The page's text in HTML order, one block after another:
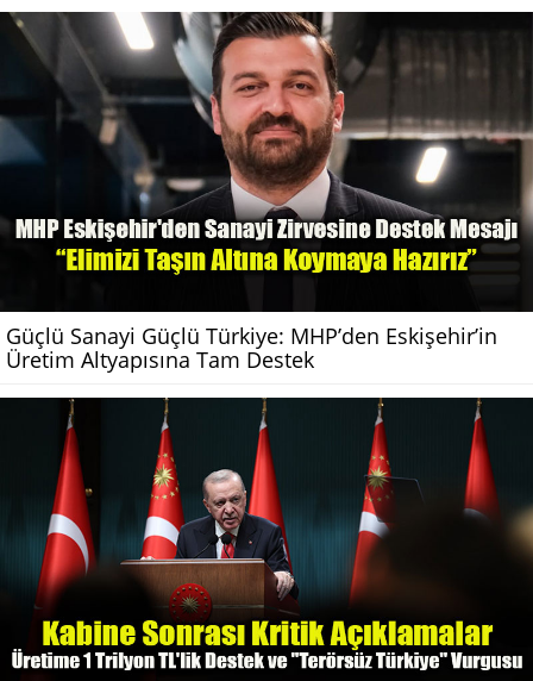
Güçlü Sanayi Güçlü Türkiye: MHP’den Eskişehir’in
Üretim Altyapısına Tam Destek